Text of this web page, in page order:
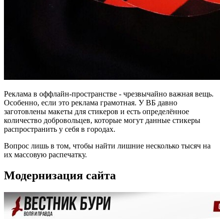
Реклама в оффлайн-пространстве - чрезвычайно важная вещь.
Особенно, если это реклама грамотная. У ВБ давно
заготовлены макеты для стикеров и есть определённое
количество добровольцев, которые могут данные стикеры
распространить у себя в городах.
Вопрос лишь в том, чтобы найти лишние несколько тысяч на
их массовую распечатку.
Модернизация сайта